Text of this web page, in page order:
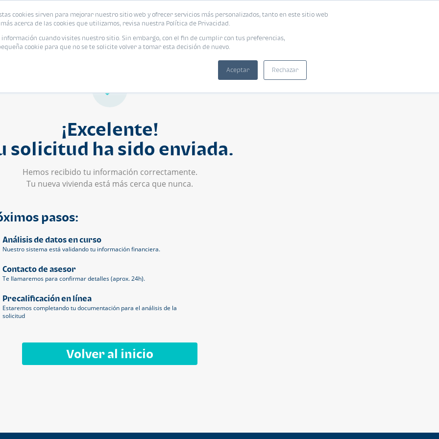
cookies sirven para mejorar nuestro sitio web y ofrecer servicios más personalizados, tanto en este sitio web
acerca de las cookies que utilizamos, revisa nuestra Política de Privacidad.
cuando visites nuestro sitio. Sin embargo, con el fin de cumplir con tus preferencias,
cookie para que no se te solicite volver a tomar esta decisión de nuevo.
Aceptar Rechazar
Eventos Promociones Blog Encuentra tu vivienda ideal
¡Excelente!
solicitud ha sido enviada.
Hemos recibido tu información correctamente.
Tu nueva vivienda está más cerca que nunca.
pasos:
Análisis de datos en curso
Nuestro sistema está validando tu información financiera.
Contacto de asesor
Te llamaremos para confirmar detalles (aprox. 24h).
Precalificación en línea
Estaremos completando tu documentación para el análisis de la
solicitud
Volver al inicio